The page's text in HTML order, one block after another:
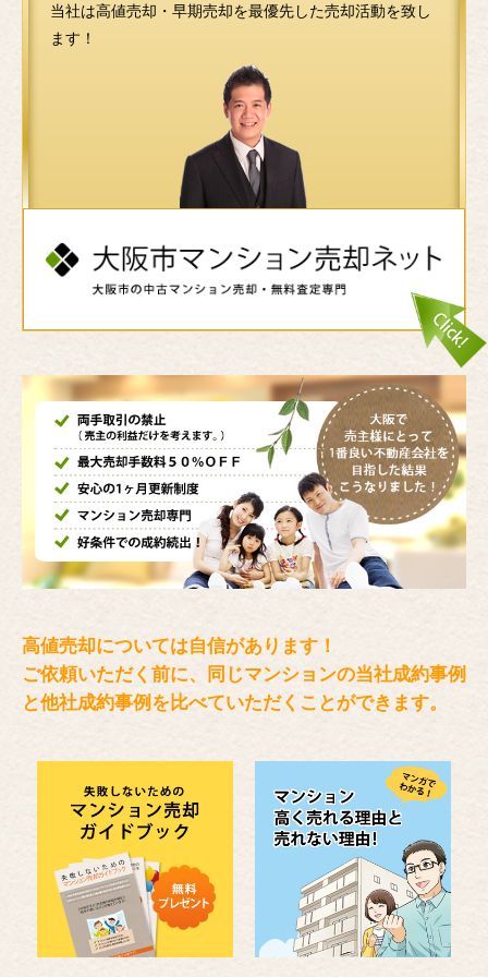
当社は高値売却・早期売却を最優先した売却活動を致し
ます！
高値売却については自信があります！
ご依頼いただく前に、同じマンションの当社成約事例
と他社成約事例を比べていただくことができます。